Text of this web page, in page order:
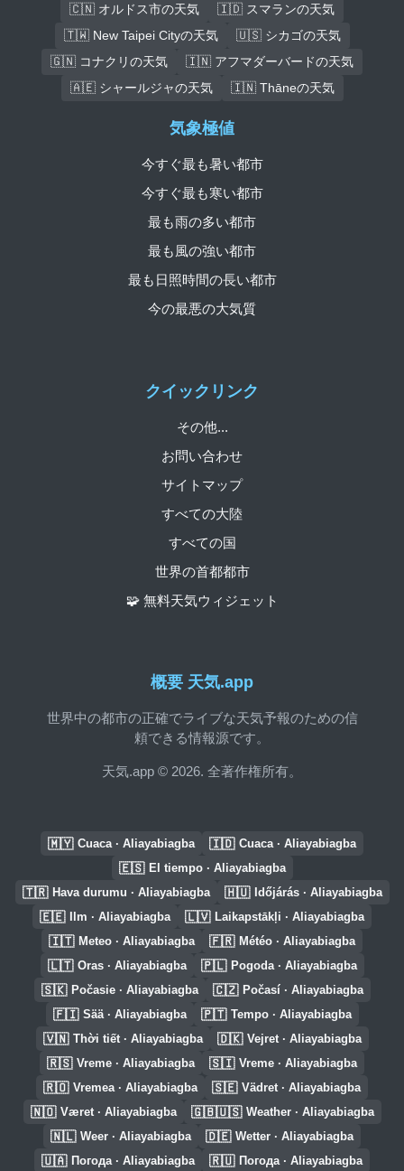
🇨🇳 オルドス市の天気
🇮🇩 スマランの天気
🇹🇼 New Taipei Cityの天気
🇺🇸 シカゴの天気
🇬🇳 コナクリの天気
🇮🇳 アフマダーバードの天気
🇦🇪 シャールジャの天気
🇮🇳 Thāneの天気
概要 天気.app
世界中の都市の正確でライブな天気予報のための信
頼できる情報源です。
天気.app © 2026. 全著作権所有。
クイックリンク
その他...
お問い合わせ
サイトマップ
すべての大陸
すべての国
世界の首都都市
🧩 無料天気ウィジェット
気象極値
今すぐ最も暑い都市
今すぐ最も寒い都市
最も雨の多い都市
最も風の強い都市
最も日照時間の長い都市
今の最悪の大気質
🇲🇾 Cuaca · Aliayabiagba 🇮🇩 Cuaca · Aliayabiagba
🇪🇸 El tiempo · Aliayabiagba
🇹🇷 Hava durumu · Aliayabiagba 🇭🇺 Időjárás · Aliayabiagba
🇪🇪 Ilm · Aliayabiagba 🇱🇻 Laikapstākļi · Aliayabiagba
🇮🇹 Meteo · Aliayabiagba 🇫🇷 Météo · Aliayabiagba
🇱🇹 Oras · Aliayabiagba 🇵🇱 Pogoda · Aliayabiagba
🇸🇰 Počasie · Aliayabiagba 🇨🇿 Počasí · Aliayabiagba
🇫🇮 Sää · Aliayabiagba 🇵🇹 Tempo · Aliayabiagba
🇻🇳 Thời tiết · Aliayabiagba 🇩🇰 Vejret · Aliayabiagba
🇷🇸 Vreme · Aliayabiagba 🇸🇮 Vreme · Aliayabiagba
🇷🇴 Vremea · Aliayabiagba 🇸🇪 Vädret · Aliayabiagba
🇳🇴 Været · Aliayabiagba 🇬🇧🇺🇸 Weather · Aliayabiagba
🇳🇱 Weer · Aliayabiagba 🇩🇪 Wetter · Aliayabiagba
🇺🇦 Погода · Aliayabiagba 🇷🇺 Погода · Aliayabiagba